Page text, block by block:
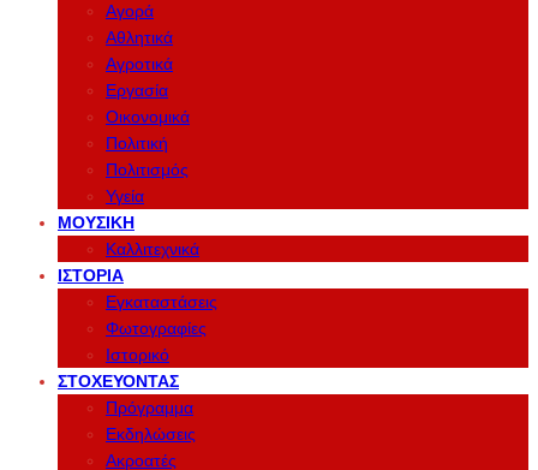
Αγορά
Αθλητικά
Αγροτικά
Εργασία
Οικονομικά
Πολιτική
Πολιτισμός
Υγεία
ΜΟΥΣΙΚΉ
Καλλιτεχνικά
ΙΣΤΟΡΊΑ
Εγκαταστάσεις
Φωτογραφίες
Ιστορικό
ΣΤΟΧΕΎΟΝΤΑΣ
Πρόγραμμα
Εκδηλώσεις
Ακροατές